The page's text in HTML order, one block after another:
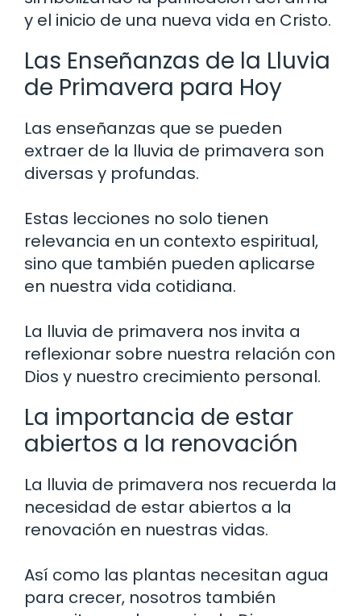
y el inicio de una nueva vida en Cristo.
Las Enseñanzas de la Lluvia
de Primavera para Hoy
Las enseñanzas que se pueden
extraer de la lluvia de primavera son
diversas y profundas.
Estas lecciones no solo tienen
relevancia en un contexto espiritual,
sino que también pueden aplicarse
en nuestra vida cotidiana.
La lluvia de primavera nos invita a
reflexionar sobre nuestra relación con
Dios y nuestro crecimiento personal.
La importancia de estar
abiertos a la renovación
La lluvia de primavera nos recuerda la
necesidad de estar abiertos a la
renovación en nuestras vidas.
Así como las plantas necesitan agua
para crecer, nosotros también